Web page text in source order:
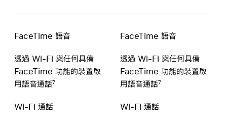
FaceTime 語音 FaceTime 語音
透過 Wi-Fi 與任何具備
FaceTime 功能的裝置啟
用語音通話7
透過 Wi-Fi 與任何具備
FaceTime 功能的裝置啟
用語音通話7
Wi-Fi 通話 Wi-Fi 通話